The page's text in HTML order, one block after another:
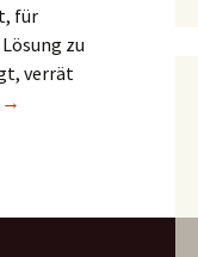
für
zu
verrät
Train it like Coxsey
→